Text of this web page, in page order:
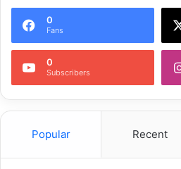
0
Fans
0
Subscribers
Popular Recent